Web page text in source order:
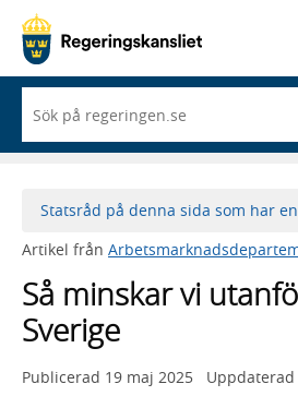
du
börjar
skriva
framträder
lista
med
sökförslag
Statsråd på denna sida som har
Artikel från
Så minskar vi
Sverige
Publicerad 19 maj 2025 Uppdaterad